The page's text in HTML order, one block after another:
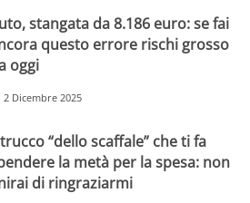
stangata da 8.186 euro: se fai
questo errore rischi grosso
oggi
2 Dicembre 2025
“dello scaffale” che ti fa
la metà per la spesa: non
di ringraziarmi